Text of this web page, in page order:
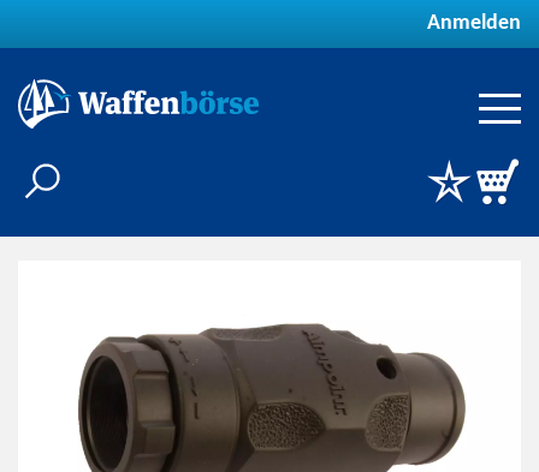
Anmelden